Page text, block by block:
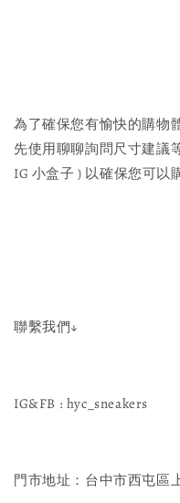
為了確保您有愉快的購物
先使用聊聊詢問尺寸建議
IG 小盒子 ) 以確保您可以
聯繫我們↓
IG&FB : hyc_sneakers
門市地址：台中市西屯區